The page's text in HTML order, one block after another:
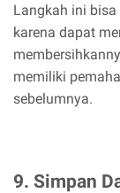
Langkah ini
karena dapat
memiliki
sebelumnya.
9. Simpan